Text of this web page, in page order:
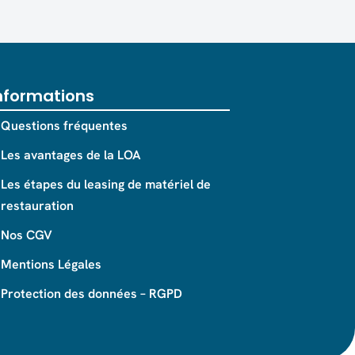
Questions fréquentes
Les avantages de la LOA
Les étapes du leasing de matériel de
restauration
Nos CGV
Mentions Légales
Protection des données – RGPD